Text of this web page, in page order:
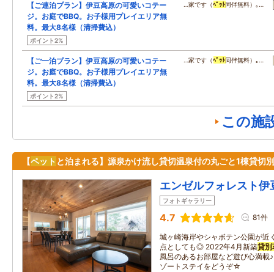
【ご連泊プラン】伊豆高原の可愛いコテー
ジ。お庭でBBQ。お子様用プレイエリア無
料。最大8名様（清掃費込）
ポイント2%
…家です（ﾍﾟｯﾄ同伴無料）｡…
【ご一泊プラン】伊豆高原の可愛いコテー
ジ。お庭でBBQ。お子様用プレイエリア無
料。最大8名様（清掃費込）
ポイント2%
…家です（ﾍﾟｯﾄ同伴無料）｡…
この施
【ペット と泊まれる】源泉かけ流し貸切温泉付の丸ごと1棟貸切
エンゼルフォレスト伊
フォトギャラリー
4.7 81件
城ヶ崎海岸やシャボテン公園が近
点としても◎ 2022年4月新築貸別
風呂のあるお部屋など遊び心満載
ゾートステイをどうぞ☆